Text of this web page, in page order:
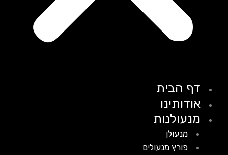
דף הבית
אודותינו
מנעולנות
מנעולן
פורץ מנעולים